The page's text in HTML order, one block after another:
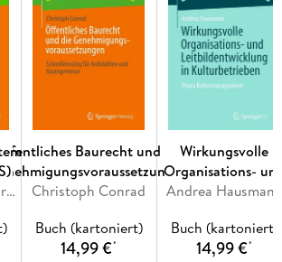
Asset Management von Immobilien. -
-
an Immobilienbestände. - ESG
im Immobilienportfolio. -
Anlageprofile. - Steuerung nachhaltiger
- Impact Investments. -
von Immobilienfonds. - Aktives
als Renditehebel. - Fazit und Ausblick.
Przemyslaw Komarnicki, Michael Kranhold, Zbigniew A. Styczynski
Baurecht und die
Christoph Conrad
Buch (kartoniert)
14,99 €*
Wirkungsvolle
Organisations-
Andrea Hausmann
Buch (kartoniert)
14,99 €*